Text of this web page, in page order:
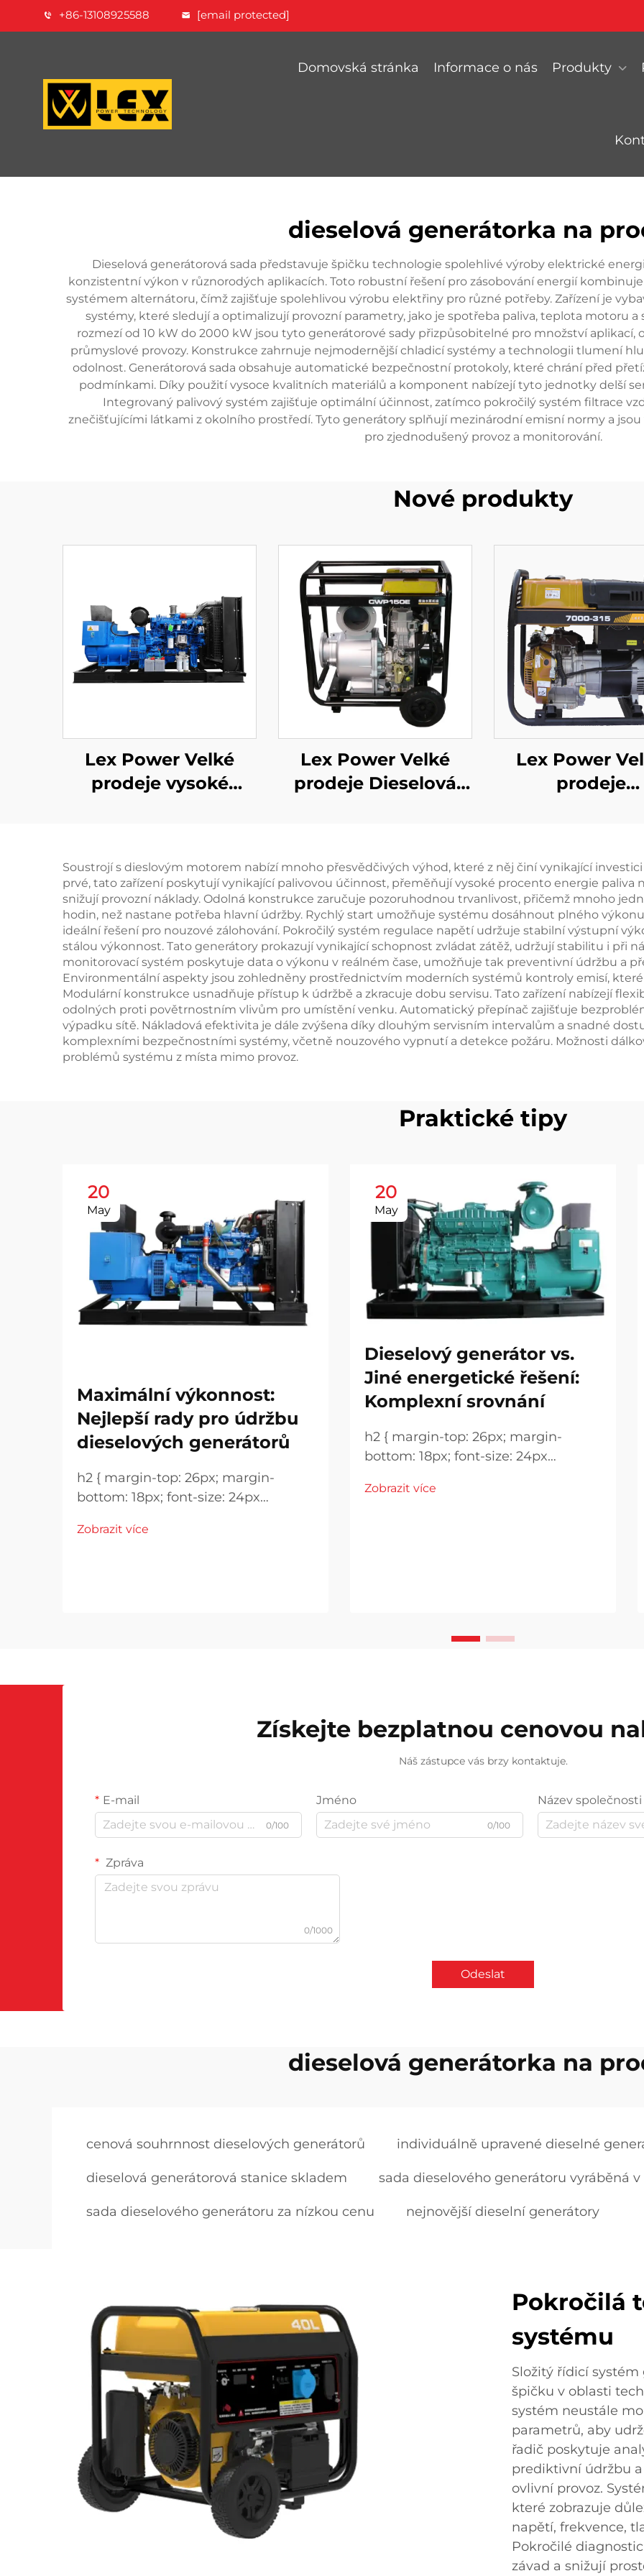
+86-13108925588 [email protected]
Domovská stránka Informace o nás Produkty
dieselová generátorka na
Dieselová generátorová sada představuje špičku technologie spolehlivé výroby elektrické
konzistentní výkon v různorodých aplikacích. Toto robustní řešení pro zásobování energií
systémem alternátoru, čímž zajišťuje spolehlivou výrobu elektřiny pro různé potřeby. Zařízení je
systémy, které sledují a optimalizují provozní parametry, jako je spotřeba paliva, teplota motoru
rozmezí od 10 kW do 2000 kW jsou tyto generátorové sady přizpůsobitelné pro množství aplikací,
průmyslové provozy. Konstrukce zahrnuje nejmodernější chladicí systémy a technologii tlumení
odolnost. Generátorová sada obsahuje automatické bezpečnostní protokoly, které chrání před
podmínkami. Díky použití vysoce kvalitních materiálů a komponent nabízejí tyto jednotky delší
Integrovaný palivový systém zajišťuje optimální účinnost, zatímco pokročilý systém filtrace
znečišťujícími látkami z okolního prostředí. Tyto generátory splňují mezinárodní emisní normy a
pro zjednodušený provoz a monitorování.
Nové produkty
Lex Power Velké
prodeje vysoké
Lex Power Velké
prodeje Dieselová
Lex Power
prodeje
frekvenční
stroj
Soustrojí s dieslovým motorem nabízí mnoho přesvědčivých výhod, které z něj činí vynikající
prvé, tato zařízení poskytují vynikající palivovou účinnost, přeměňují vysoké procento energie paliva
snižují provozní náklady. Odolná konstrukce zaručuje pozoruhodnou trvanlivost, přičemž mnoho
hodin, než nastane potřeba hlavní údržby. Rychlý start umožňuje systému dosáhnout plného
ideální řešení pro nouzové zálohování. Pokročilý systém regulace napětí udržuje stabilní výstupní
stálou výkonnost. Tato generátory prokazují vynikající schopnost zvládat zátěž, udržují stabilitu i při
monitorovací systém poskytuje data o výkonu v reálném čase, umožňuje tak preventivní údržbu a
Environmentální aspekty jsou zohledněny prostřednictvím moderních systémů kontroly emisí,
Modulární konstrukce usnadňuje přístup k údržbě a zkracuje dobu servisu. Tato zařízení nabízejí
odolných proti povětrnostním vlivům pro umístění venku. Automatický přepínač zajišťuje
výpadku sítě. Nákladová efektivita je dále zvýšena díky dlouhým servisním intervalům a snadné
komplexními bezpečnostními systémy, včetně nouzového vypnutí a detekce požáru. Možnosti
problémů systému z místa mimo provoz.
Praktické tipy
20
May
Maximální výkonnost:
Nejlepší rady pro údržbu
dieselových generátorů
h2 { margin-top: 26px; margin-
bottom: 18px; font-size: 24px
height: normal; } h3 { margin-top:
Zobrazit více
20
May
Dieselový generátor vs.
Jiné energetické řešení:
Komplexní srovnání
h2 { margin-top: 26px; margin-
bottom: 18px; font-size: 24px
height: normal; } h3 { margin-top:
Zobrazit více
Získejte bezplatnou cenovou
Náš zástupce vás brzy kontaktuje.
E-mail
0/100
Jméno
0/100
Název společnosti
Zpráva
0/1000
Odeslat
dieselová generátorka na
cenová souhrnnost dieselových generátorů individuálně upravené dieselné
dieselová generátorová stanice skladem sada dieselového generátoru vyráběná v
sada dieselového generátoru za nízkou cenu nejnovější dieselní generátory
Pokročilá
systému
Složitý řídicí
špičku v oblasti
systém neustále
parametrů, aby
řadič poskytuje
prediktivní údržbu
ovlivní provoz.
které zobrazuje
napětí, frekvence,
Pokročilé
závad a snižují